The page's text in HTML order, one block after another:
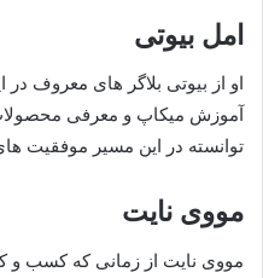
امل بیوتی
او از بیوتی بلاگر های معروف در
آموزش میکاپ و معرفی
توانسته در این مسیر موفقیت
مووی نایت
مووی نایت از زمانی که کسب و